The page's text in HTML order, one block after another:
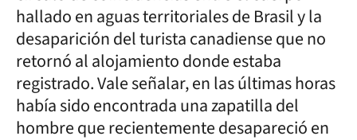
hallado en aguas territoriales de Brasil y la
desaparición del turista canadiense que no
retornó al alojamiento donde estaba
registrado. Vale señalar, en las últimas horas
había sido encontrada una zapatilla del
hombre que recientemente desapareció en